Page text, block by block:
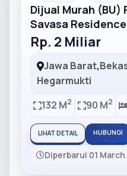
Dijual Murah (BU)
Savasa
Rp. 2 Miliar
Jawa Barat,
Hegarmukti
132 M2 90 M2
LIHAT DETAIL HUBUNGI
Diperbarui 01